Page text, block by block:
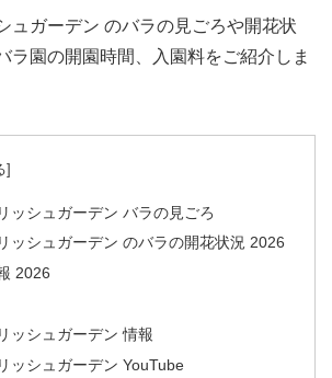
ュガーデン のバラの見ごろや開花状
ラ園の開園時間、入園料をご紹介しま
ッシュガーデン バラの見ごろ
ッシュガーデン のバラの開花状況 2026
2026
ッシュガーデン 情報
ッシュガーデン YouTube